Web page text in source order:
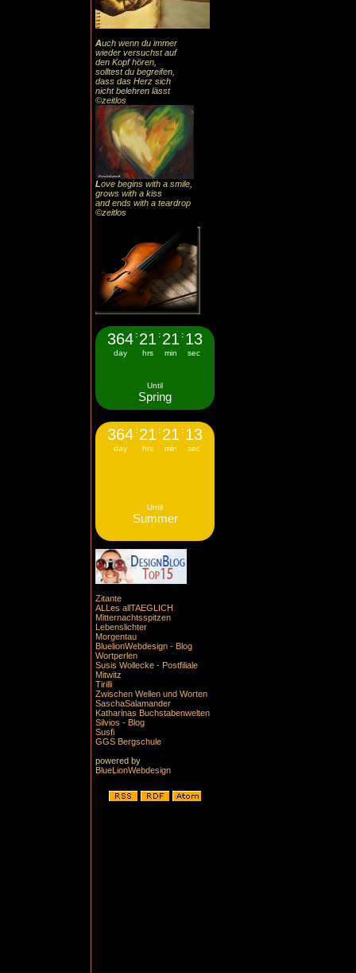
Auch wenn du immer
wieder versuchst auf
den Kopf hören,
solltest du begreifen,
dass das Herz sich
nicht belehren lässt
©zeitlos
Love begins with a smile,
grows with a kiss
and ends with a teardrop
©zeitlos
364
day
: 21
hrs
: 21
min
: 12
sec
Until
Spring
364
day
: 21
hrs
: 21
min
: 12
sec
Until
Summer
Zitante
ALLes allTAEGLICH
Mitternachtsspitzen
Lebenslichter
Morgentau
BluelionWebdesign - Blog
Wortperlen
Susis Wollecke - Postfiliale
Mitwitz
Tirilli
Zwischen Wellen und Worten
SaschaSalamander
Katharinas Buchstabenwelten
Silvios - Blog
Susfi
GGS Bergschule
powered by
BlueLionWebdesign